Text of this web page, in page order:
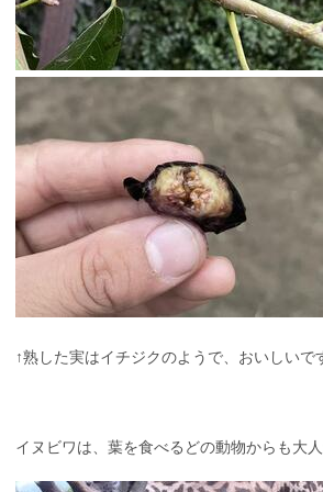
↑熟した実はイチジクのようで、おいしいで
イヌビワは、葉を食べるどの動物からも大人